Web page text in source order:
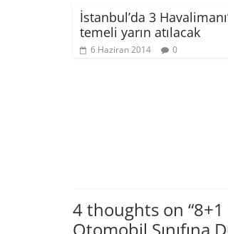
İstanbul’da 3
temeli yarın atılacak
6 Haziran 2014 0
4 thoughts on “
Otomobil Sınıfına